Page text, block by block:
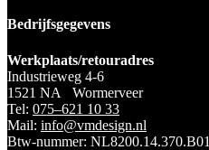
Bedrijfsgegevens
Werkplaats/retouradres
Industrieweg 4-6
1521 NA Wormerveer
Tel: 075–621 10 33
Mail: info@vmdesign.nl
Btw-nummer: NL8200.14.370.B01